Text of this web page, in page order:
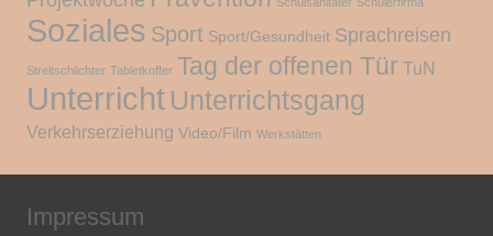
Soziales Sport Sport/Gesundheit Sprachreisen
Streitschlichter Tabletkoffer Tag der offenen Tür TuN
Unterricht Unterrichtsgang
Verkehrserziehung Video/Film Werkstätten
Impressum